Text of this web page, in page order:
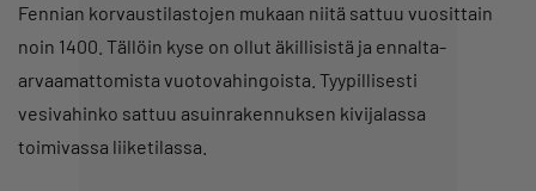
Fennian korvaustilastojen mukaan niitä sattuu vuosittain
noin 1400. Tällöin kyse on ollut äkillisistä ja ennalta-
arvaamattomista vuotovahingoista. Tyypillisesti
vesivahinko sattuu asuinrakennuksen kivijalassa
toimivassa liiketilassa.